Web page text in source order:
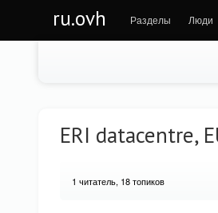
ru.ovh Разделы Люди
ERI datacentre,
1 читатель, 18 топиков